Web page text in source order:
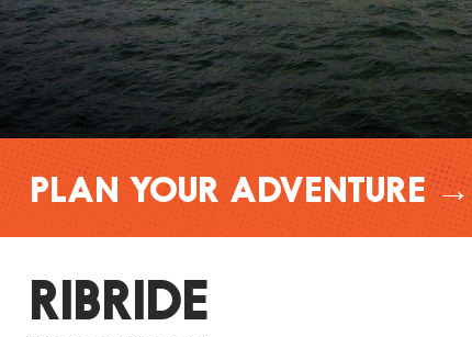
PLAN YOUR ADVENTURE →
RIBRIDE